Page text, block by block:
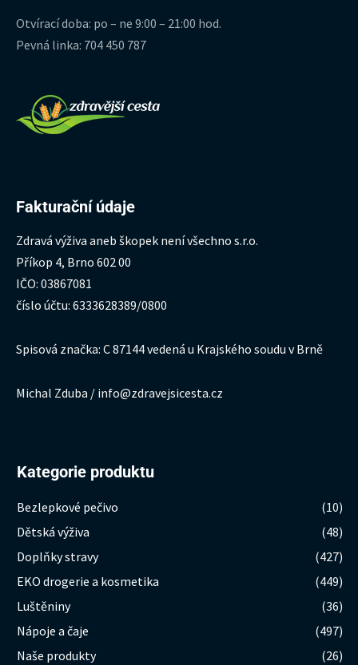
Otvírací doba: po – ne 9:00 – 21:00 hod.
Pevná linka: 704 450 787
Fakturační údaje
Zdravá výživa aneb škopek není všechno s.r.o.
Příkop 4, Brno 602 00
IČO: 03867081
číslo účtu: 6333628389/0800
Spisová značka: C 87144 vedená u Krajského soudu v Brně
Michal Zduba / info@zdravejsicesta.cz
Kategorie produktu
Bezlepkové pečivo
(10)
Dětská výživa
(48)
Doplňky stravy
(427)
EKO drogerie a kosmetika
(449)
Luštěniny
(36)
Nápoje a čaje
(497)
Naše produkty
(26)